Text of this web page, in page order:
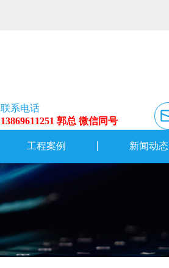
联系电话
13869611251 郭总 微信同号
工程案例 新闻动态